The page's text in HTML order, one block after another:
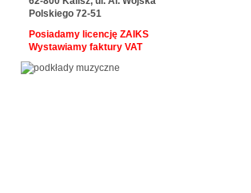
Polskiego 72-51
Posiadamy licencję ZAIKS
Wystawiamy faktury VAT